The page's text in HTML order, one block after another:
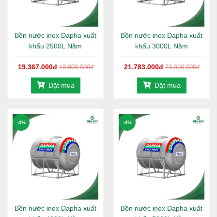
Nguyên liệu chính phẩm theo tiêu chuẩn Nhật Bản
Sản xuất với nhiều mẫu mã phong phú đẹp bắt mắt,
màu sắc hài hoà.
Đạt tiêu chuẩn vệ sinh an toàn sức khỏe, cho phép
Sản xuất theo hệ thống quản lý chất lượng Quốc
Tế ISO 9001 : 2000
Tem bảo hành, Logo Công Ty, Tem chất lượng ISO
9001 và Tem hàng Việt Nam chất lượng cao.
Đều được dán tem xuất khẩu.
Chỏm cầu trên và dưới cao hơn, dung tích lớn hơn
tương đương 10%.
Sơn 3 màu: Đỏ, xanh lá, xanh dương.
THÔNG SỐ KÍCH THƯỚC SẢN PHẨM
Bồn nước inox Dapha xuất
khẩu 2500L Nằm
19.367.000đ 19.900.000đ
Đặt mua
Bồn nước inox Dapha xuất
khẩu 3000L Nằm
21.783.000đ 23.000.000đ
Đặt mua
Bồn nước inox Dapha xuất
-4%
Bồn nước inox Dapha xuất
-4%